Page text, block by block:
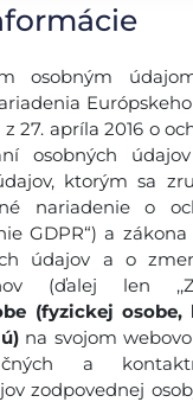
osobným
z 27. apríla 2016 o
osobných
ktorým sa
nariadenie o
GDPR“) a zákona
údajov a o
(ďalej len
(fyzickej osobe,
na svojom
a
zodpovednej